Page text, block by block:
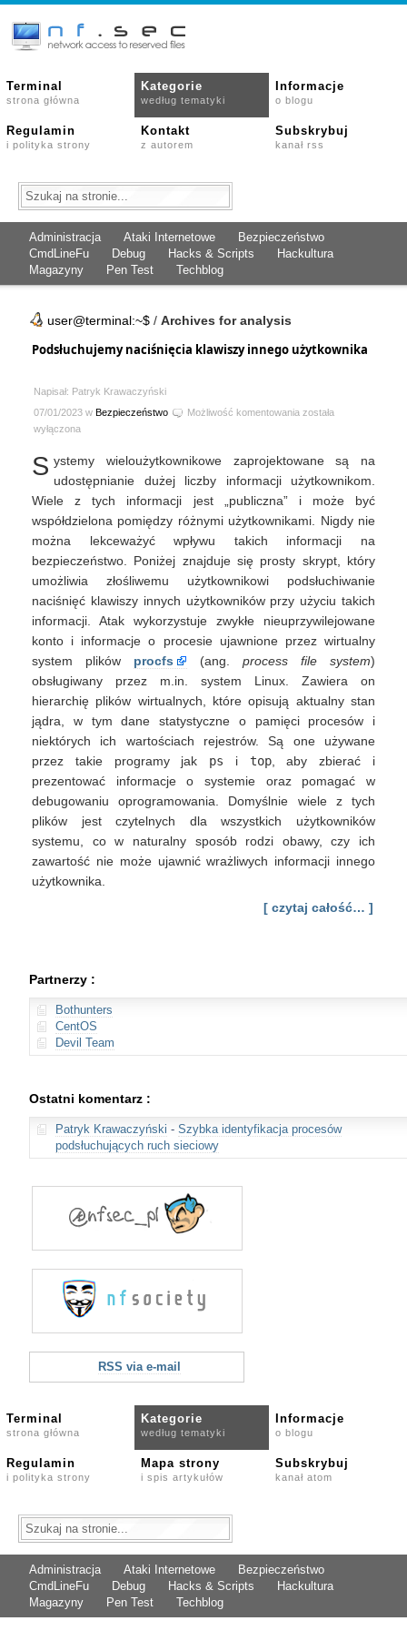
Terminal
strona główna
Kategorie
według tematyki
Informacje
o blogu
Regulamin
i polityka strony
Kontakt
z autorem
Subskrybuj
kanał rss
Administracja Ataki Internetowe
Bezpieczeństwo
CmdLineFu
Debug Hacks & Scripts
Hackultura
Magazyny
Pen Test Techblog
user@terminal:~$ / Archives for analysis
Podsłuchujemy naciśnięcia klawiszy innego użytkownika
Napisał: Patryk Krawaczyński
07/01/2023 w Bezpieczeństwo Możliwość komentowania Podsłuchujemy
innego
użytkownika
została
wyłączona
S ystemy wieloużytkownikowe zaprojektowane są na
udostępnianie dużej liczby informacji użytkownikom.
Wiele z tych informacji jest „publiczna” i może być
współdzielona pomiędzy różnymi użytkownikami. Nigdy nie
można lekceważyć wpływu takich informacji na
bezpieczeństwo. Poniżej znajduje się prosty skrypt, który
umożliwia złośliwemu użytkownikowi podsłuchiwanie
naciśnięć klawiszy innych użytkowników przy użyciu takich
informacji. Atak wykorzystuje zwykłe nieuprzywilejowane
konto i informacje o procesie ujawnione przez wirtualny
system plików procfs (ang. process file system)
obsługiwany przez m.in. system Linux. Zawiera on
hierarchię plików wirtualnych, które opisują aktualny stan
jądra, w tym dane statystyczne o pamięci procesów i
niektórych ich wartościach rejestrów. Są one używane
przez takie programy jak ps i top, aby zbierać i
prezentować informacje o systemie oraz pomagać w
debugowaniu oprogramowania. Domyślnie wiele z tych
plików jest czytelnych dla wszystkich użytkowników
systemu, co w naturalny sposób rodzi obawy, czy ich
zawartość nie może ujawnić wrażliwych informacji innego
użytkownika.
[ czytaj całość… ]
Partnerzy :
Bothunters
CentOS
Devil Team
Ostatni komentarz :
Patryk Krawaczyński - Szybka identyfikacja procesów
podsłuchujących ruch sieciowy
RSS via e-mail
Terminal
strona główna
Kategorie
według tematyki
Informacje
o blogu
Regulamin
i polityka strony
Mapa strony
i spis artykułów
Subskrybuj
kanał atom
Administracja Ataki Internetowe
Bezpieczeństwo
CmdLineFu
Debug Hacks & Scripts
Hackultura
Magazyny
Pen Test Techblog